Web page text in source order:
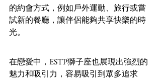
的約會方式，例如戶外運動、旅行或嘗
試新的餐廳，讓伴侶能夠共享快樂的時
光。
在戀愛中，ESTP獅子座也展現出強烈的
魅力和吸引力，容易吸引到眾多追求